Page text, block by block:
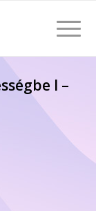
I –